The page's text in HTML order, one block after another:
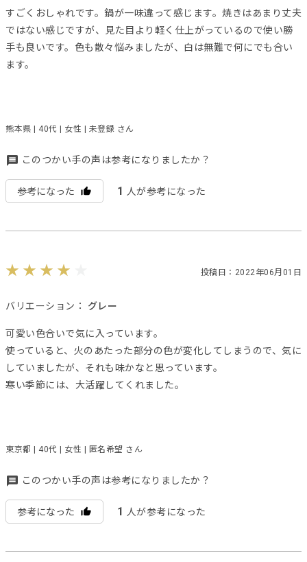
すごくおしゃれです。鍋が一味違って感じます。焼きはあまり丈夫
ではない感じですが、見た目より軽く仕上がっているので使い勝
手も良いです。色も散々悩みましたが、白は無難で何にでも合い
ます。
熊本県 | 40代 | 女性 | 未登録 さん
このつかい手の声は参考になりましたか？
参考になった 1 人が参考になった
投稿日：2022年06月01日
バリエーション： グレー
可愛い色合いで気に入っています。
使っていると、火のあたった部分の色が変化してしまうので、気に
していましたが、それも味かなと思っています。
寒い季節には、大活躍してくれました。
東京都 | 40代 | 女性 | 匿名希望 さん
このつかい手の声は参考になりましたか？
参考になった 1 人が参考になった